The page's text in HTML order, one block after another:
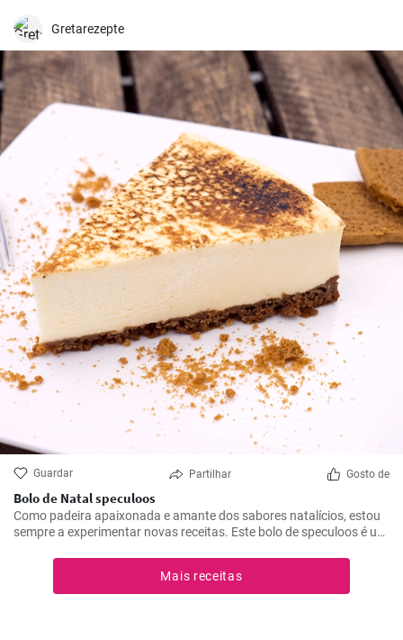
Gretarezepte
Guardar Partilhar Gosto de
Bolo de Natal speculoos
Como padeira apaixonada e amante dos sabores natalícios, estou
sempre a experimentar novas receitas. Este bolo de speculoos é um
speculoos com um recheio cremoso - uma combinação perfeita
para a época de inverno. Não é apenas um favorito da minha
família, mas também um presente bem-vindo para os eventos de
Mais receitas